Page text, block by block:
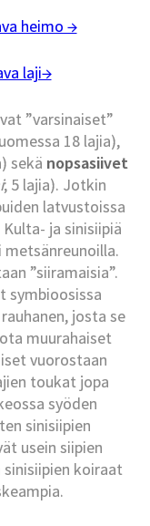
heimo →
laji→
”varsinaiset”
18 lajia),
sekä nopsasiivet
; 5 lajia). Jotkin
latvustoissa
ja sinisiipiä
”siiramaisia”.
symbioosissa
josta se
muurahaiset
vuorostaan
toukat jopa
syöden
sinisiipien
usein siipien
sinisiipien koiraat